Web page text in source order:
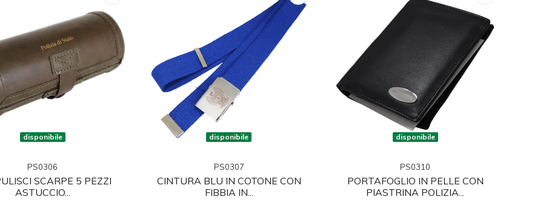
disponibile
PS0306
SCARPE 5 PEZZI
ASTUCCIO...
disponibile
PS0307
CINTURA BLU IN COTONE CON
FIBBIA IN...
disponibile
PS0310
PORTAFOGLIO IN PELLE CON
PIASTRINA POLIZIA...